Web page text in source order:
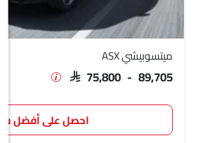
ميتسوبيشي ASX
SAR 75,800 - 89,705
احصل على أفضل سعر